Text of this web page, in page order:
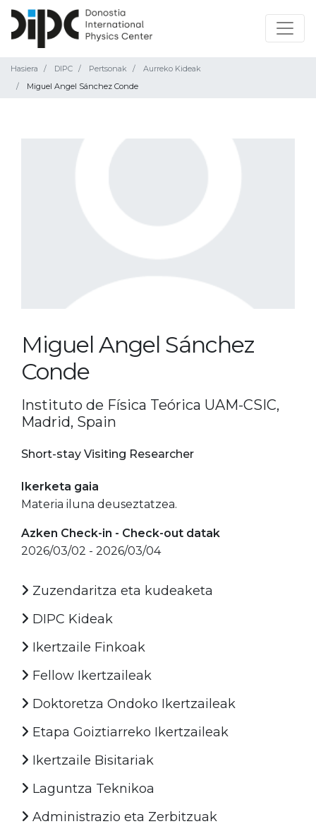
Hasiera DIPC Pertsonak
Aurreko Kideak
Miguel Angel Sánchez Conde
Miguel Angel Sánchez
Conde
Instituto de Física Teórica UAM-CSIC,
Madrid, Spain
Short-stay Visiting Researcher
Ikerketa gaia
Materia iluna deuseztatzea.
Azken Check-in - Check-out datak
2026/03/02 - 2026/03/04
Zuzendaritza eta kudeaketa
DIPC Kideak
Ikertzaile Finkoak
Fellow Ikertzaileak
Doktoretza Ondoko Ikertzaileak
Etapa Goiztiarreko Ikertzaileak
Ikertzaile Bisitariak
Laguntza Teknikoa
Administrazio eta Zerbitzuak